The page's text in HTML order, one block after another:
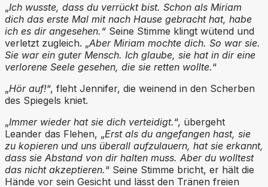
„Ich wusste, dass du verrückt bist. Schon als Miriam
dich das erste Mal mit nach Hause gebracht hat, habe
ich es dir angesehen.“ Seine Stimme klingt wütend und
verletzt zugleich. „Aber Miriam mochte dich. So war sie.
Sie war ein guter Mensch. Ich glaube, sie hat in dir eine
verlorene Seele gesehen, die sie retten wollte.“
„Hör auf!“, fleht Jennifer, die weinend in den Scherben
des Spiegels kniet.
„Immer wieder hat sie dich verteidigt.“, übergeht
Leander das Flehen, „Erst als du angefangen hast, sie
zu kopieren und uns überall aufzulauern, hat sie erkannt,
dass sie Abstand von dir halten muss. Aber du wolltest
das nicht akzeptieren.“ Seine Stimme bricht, er hält die
Hände vor sein Gesicht und lässt den Tränen freien